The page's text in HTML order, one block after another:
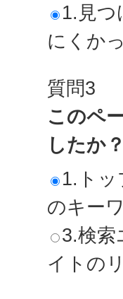
1.見つ
にくか
質問3
このペ
したか？
1.トッ
のキー
3.検索
イトの